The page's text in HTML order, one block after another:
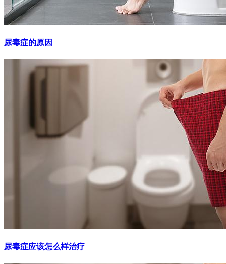
尿毒症的原因
尿毒症应该怎么样治疗